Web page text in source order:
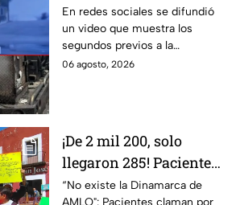
explosión de pipa de
gas en Cuernavaca,
Morelos
En redes sociales se difundió
un video que muestra los
segundos previos a la
explosión de una pipa de gas
06 agosto, 2026
¡De 2 mil 200, solo
llegaron 285! Pacientes
claman por
“No existe la Dinamarca de